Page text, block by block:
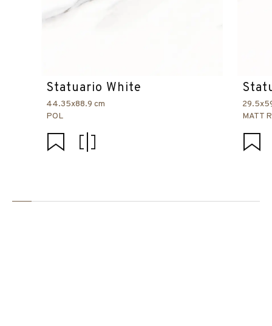
Statuario White
44.35x88.9 cm
POL
MATT